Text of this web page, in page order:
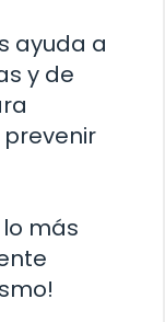
ayuda a
y de
más